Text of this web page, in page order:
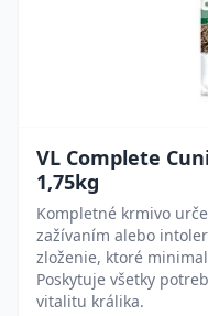
VL Complete
1,75kg
Kompletné krmivo
zažívaním alebo
zloženie, ktoré
Poskytuje všetky
vitalitu králika.